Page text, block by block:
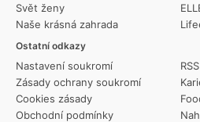
Svět ženy
Naše krásná zahrada
Ostatní odkazy
Nastavení soukromí
Zásady ochrany soukromí
Cookies zásady
Obchodní podmínky
RSS